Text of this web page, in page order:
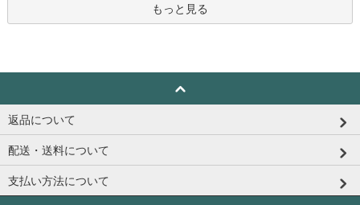
もっと見る
返品について
配送・送料について
支払い方法について